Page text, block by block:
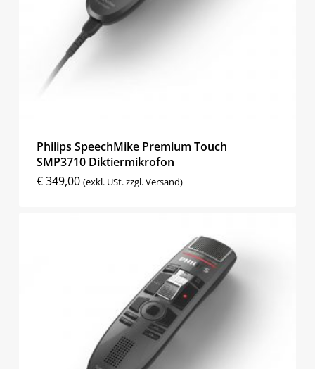
Philips SpeechMike Premium Touch
SMP3710 Diktiermikrofon
€349,00 (exkl. USt. zzgl. Versand)